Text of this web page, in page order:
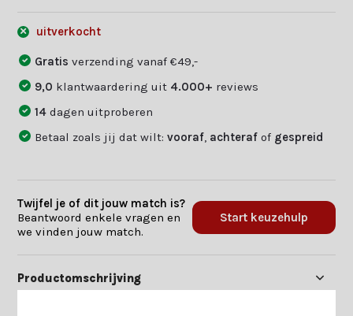
uitverkocht
Gratisverzending vanaf €49,-
9,0 klantwaardering uit 4.000+ reviews
14dagen uitproberen
Betaal zoals jij dat wilt:vooraf achteraf of gespreid
Twijfel je of dit jouw match is?
Beantwoord enkele vragen en
we vinden jouw match.
Start keuzehulp
Productomschrijving